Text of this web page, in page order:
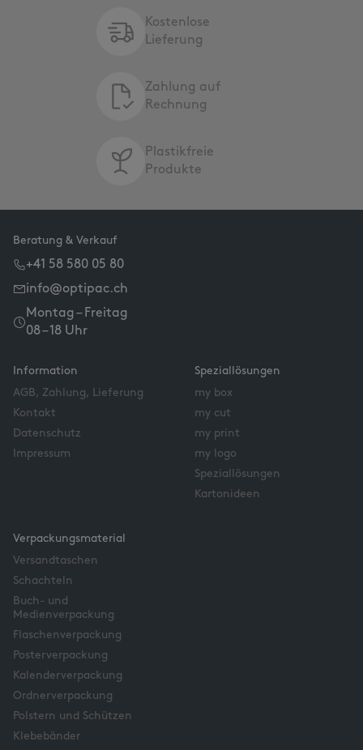
Kostenlose
Lieferung
Zahlung auf
Rechnung
Plastikfreie
Produkte
Beratung & Verkauf
+41 58 580 05 80
info@optipac.ch
Montag – Freitag
08 – 18 Uhr
Information
AGB, Zahlung, Lieferung
Kontakt
Datenschutz
Impressum
Speziallösungen
my box
my cut
my print
my logo
Speziallösungen
Kartonideen
Verpackungsmaterial
Versandtaschen
Schachteln
Buch- und
Medienverpackung
Flaschenverpackung
Posterverpackung
Kalenderverpackung
Ordnerverpackung
Polstern und Schützen
Klebebänder